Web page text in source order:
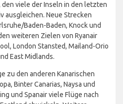
viele der Inseln in den letzten
ausgleichen. Neue Strecken
Baden-Baden, Knock und
weiteren Zielen von Ryanair
London Stansted, Mailand-Orio
East Midlands.
zu den anderen Kanarischen
Binter Canarias, Naysa und
und Spanair viele Flüge nach